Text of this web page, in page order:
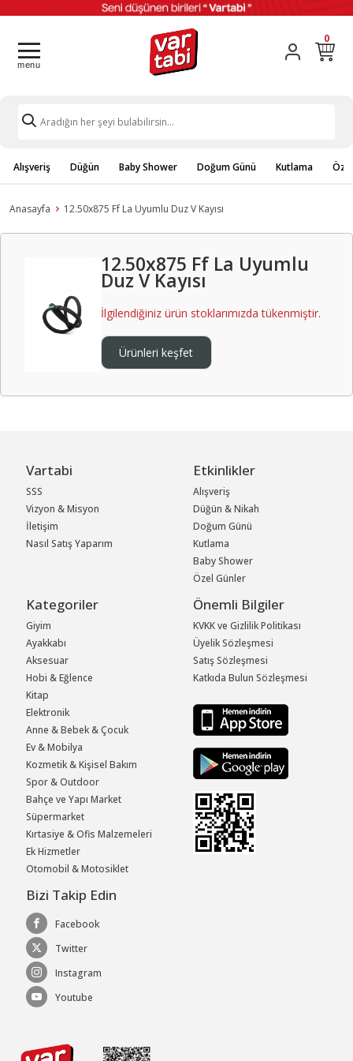
0
Alışveriş Düğün Baby Shower Doğum Günü Kutlama
Anasayfa 12.50x875 Ff La Uyumlu Duz V Kayısı
12.50x875 Ff La Uyumlu
Duz V Kayısı
İlgilendiğiniz ürün stoklarımızda tükenmiştir.
Ürünleri keşfet
Vartabi
SSS
Vizyon & Misyon
İletişim
Nasıl Satış Yaparım
Etkinlikler
Alışveriş
Düğün & Nikah
Doğum Günü
Kutlama
Baby Shower
Özel Günler
Kategoriler
Giyim
Ayakkabı
Aksesuar
Hobi & Eğlence
Kitap
Elektronik
Anne & Bebek & Çocuk
Ev & Mobilya
Kozmetik & Kişisel Bakım
Spor & Outdoor
Bahçe ve Yapı Market
Süpermarket
Kırtasiye & Ofis Malzemeleri
Ek Hizmetler
Otomobil & Motosiklet
Önemli Bilgiler
KVKK ve Gizlilik Politikası
Üyelik Sözleşmesi
Satış Sözleşmesi
Katkıda Bulun Sözleşmesi
Bizi Takip Edin
Facebook
Twitter
Instagram
Youtube